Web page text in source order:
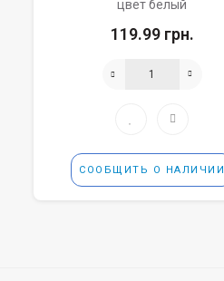
119.99 грн.
СООБЩИТЬ О НАЛИЧИИ